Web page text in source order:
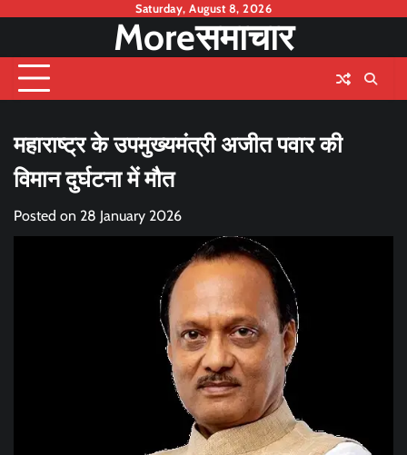
content
Saturday, August 8, 2026
Moreसमाचार
महाराष्ट्र के उपमुख्यमंत्री अजीत पवार की
विमान दुर्घटना में मौत
Posted on 28 January 2026